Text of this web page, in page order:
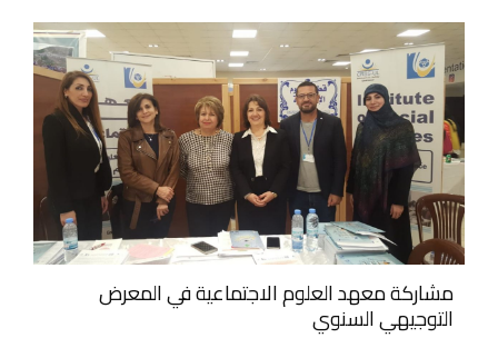
مشاركة معهد العلوم الاجتماعية في المعرض
التوجيهي السنوي